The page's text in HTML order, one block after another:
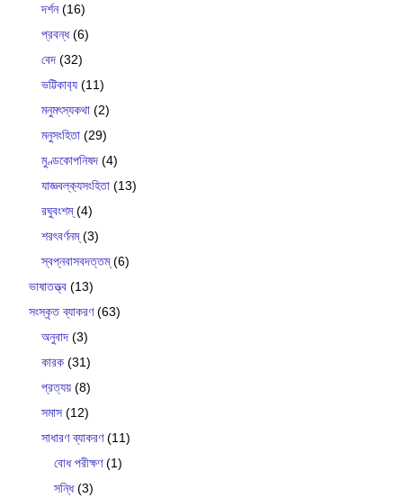
দর্শন(16)
প্রবন্ধ(6)
বেদ (32)
ভট্টিকাব‍্য (11)
মনুমৎস্যকথা (2)
মনুসংহিতা (29)
মুণ্ডকোপনিষদ (4)
যাজ্ঞবল্ক‍্যসংহিতা (13)
রঘুবংশম্(4)
শরৎবর্ণনম্(3)
স্বপ্নবাসবদত্তম্(6)
ভাষাতত্ত্ব (13)
সংস্কৃত ব্যাকরণ(63)
অনুবাদ (3)
কারক (31)
প্রত্যয় (8)
সমাস (12)
সাধারণ ব্যাকরণ(11)
বোধ পরীক্ষণ(1)
সন্ধি(3)